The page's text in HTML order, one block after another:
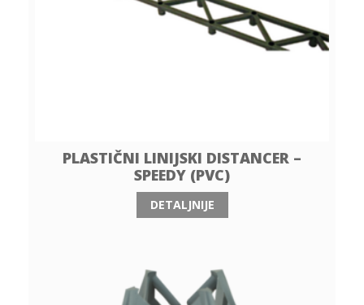
PLASTIČNI LINIJSKI DISTANCER –
SPEEDY (PVC)
DETALJNIJE